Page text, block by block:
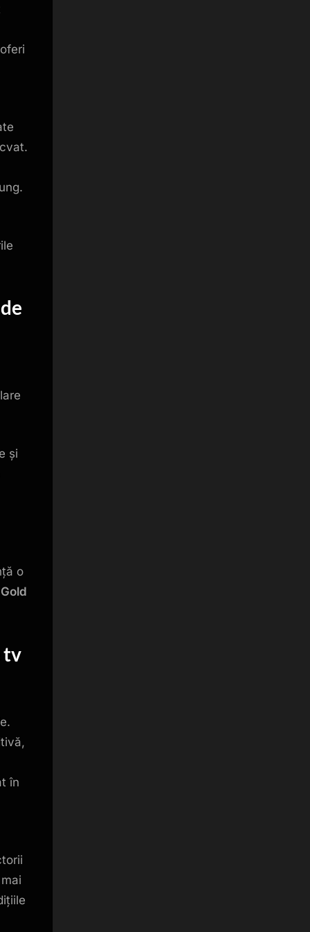
și
o
tv
în